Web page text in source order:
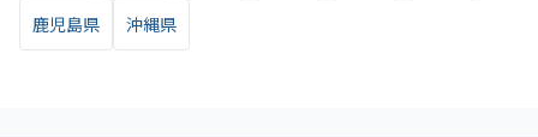
鹿児島県 沖縄県